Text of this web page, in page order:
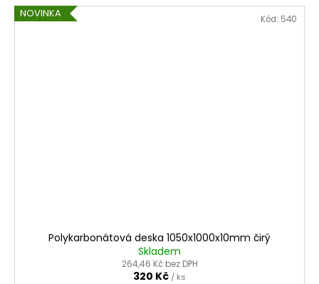
NOVINKA
Polykarbonátová deska 1050x1000x10mm čirý
Skladem
264,46 Kč bez DPH
320 Kč / ks
Kód: 540